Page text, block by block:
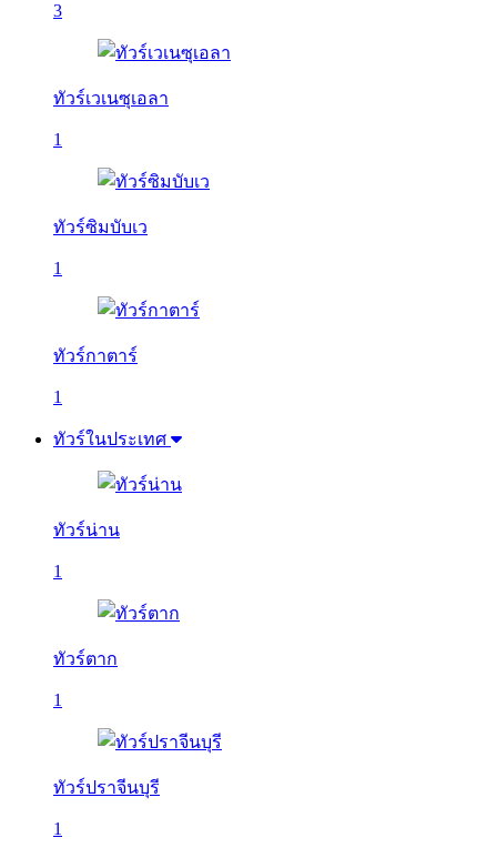
3
ทัวร์เวเนซุเอลา
1
ทัวร์ซิมบับเว
1
ทัวร์กาตาร์
1
ทัวร์ในประเทศ
ทัวร์น่าน
1
ทัวร์ตาก
1
ทัวร์ปราจีนบุรี
1